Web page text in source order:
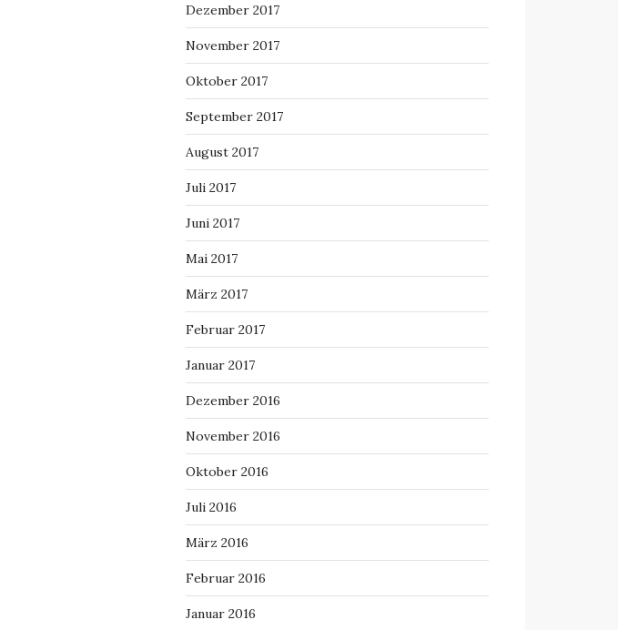
Dezember 2017
November 2017
Oktober 2017
September 2017
August 2017
Juli 2017
Juni 2017
Mai 2017
März 2017
Februar 2017
Januar 2017
Dezember 2016
November 2016
Oktober 2016
Juli 2016
März 2016
Februar 2016
Januar 2016